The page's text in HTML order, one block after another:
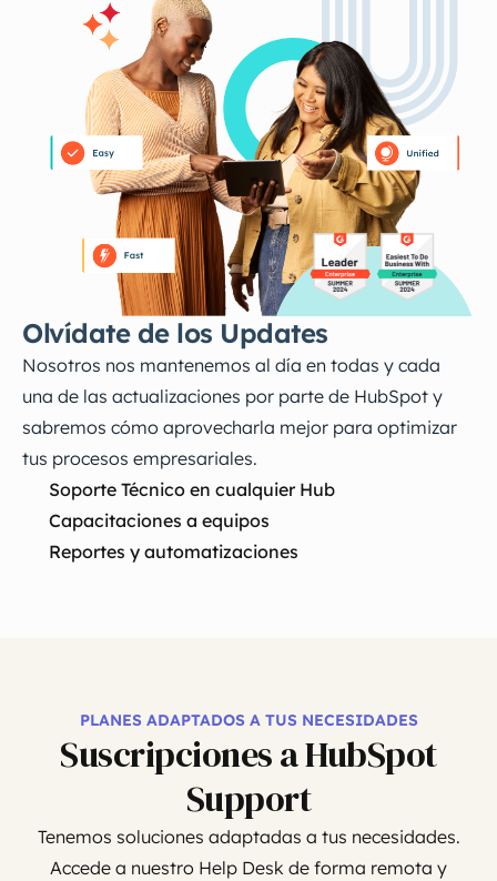
Olvídate de los Updates
Nosotros nos mantenemos al día en todas y cada
una de las actualizaciones por parte de HubSpot y
sabremos cómo aprovecharla mejor para optimizar
tus procesos empresariales.
Soporte Técnico en cualquier Hub
Capacitaciones a equipos
Reportes y automatizaciones
PLANES ADAPTADOS A TUS NECESIDADES
Suscripciones a HubSpot
Support
Tenemos soluciones adaptadas a tus necesidades.
Accede a nuestro Help Desk de forma remota y